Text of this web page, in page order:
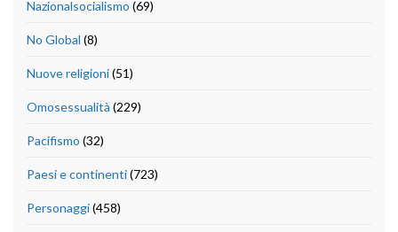
Nazionalsocialismo (69)
No Global (8)
Nuove religioni(51)
Omosessualità (229)
Pacifismo (32)
Paesi e continenti(723)
Personaggi(458)